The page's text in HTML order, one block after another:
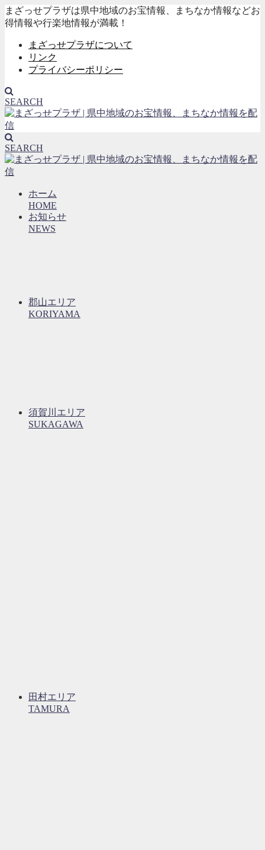
まざっせプラザは県中地域のお宝情報、まちなか情報などお
得情報や行楽地情報が満載！
まざっせプラザについて
リンク
プライバシーポリシー
SEARCH
SEARCH
ホーム
HOME
お知らせ
NEWS
郡山エリア
KORIYAMA
須賀川エリア
SUKAGAWA
田村エリア
TAMURA